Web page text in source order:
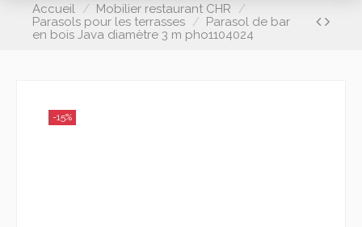
Accueil
Mobilier restaurant CHR
Parasols pour les terrasses
Parasol de bar
en bois Java diamètre 3 m pho1104024
-15%